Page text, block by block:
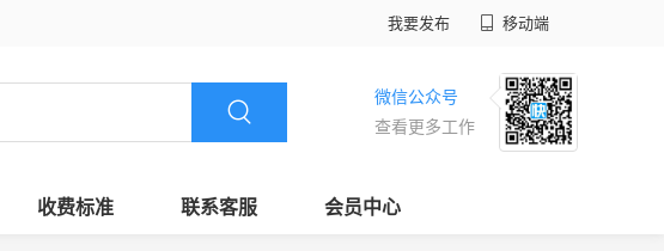
我要发布 移动端
微信公众号
查看更多工作
收费标准 联系客服 会员中心